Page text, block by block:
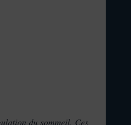
du sommeil. Ces